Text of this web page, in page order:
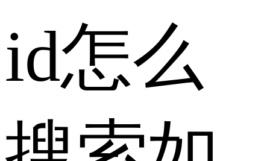
id怎么